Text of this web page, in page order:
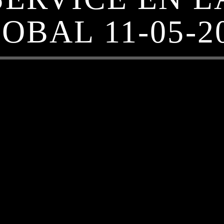
11-05-